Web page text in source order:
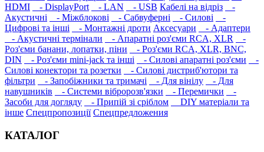
HDMI
- DisplayPort - LAN - USB Кабелі на відріз
-
Акустичні
- Міжблокові - Сабвуферні - Силові
-
Цифрові та інші
- Монтажні дроти Аксесуари
- Адаптери
- Акустичні термінали
- Апаратні роз'єми RCA, XLR
-
Роз'єми банани, лопатки, піни
- Роз'єми RCA, XLR, BNC,
DIN
- Роз'єми mini-jack та інші - Силові апаратні роз'єми
-
Силові конектори та розетки
- Силові дистриб'ютори та
фільтри
- Запобіжники та тримачі - Для вінілу
- Для
навушників‎
- Системи вібророзв'язки - Перемички
-
Засоби для догляду
- Припій зі сріблом
DIY матеріали та
інше Спецпропозиції Спецпредложения
КАТАЛОГ